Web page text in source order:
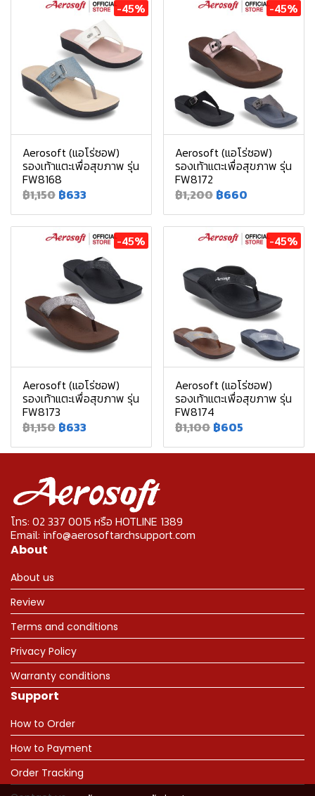
-45%
Aerosoft (แอโร่ซอฟ)
รองเท้าแตะเพื่อสุขภาพ รุ่น
FW8168
฿1,150 ฿633
-45%
Aerosoft (แอโร่ซอฟ)
รองเท้าแตะเพื่อสุขภาพ รุ่น
FW8172
฿1,200 ฿660
-45%
Aerosoft (แอโร่ซอฟ)
รองเท้าแตะเพื่อสุขภาพ รุ่น
FW8173
฿1,150 ฿633
-45%
Aerosoft (แอโร่ซอฟ)
รองเท้าแตะเพื่อสุขภาพ รุ่น
FW8174
฿1,100 ฿605
โทร: 02 337 0015 หรือ HOTLINE 1389
Email: info@aerosoftarchsupport.com
About
About us
Review
Terms and conditions
Privacy Policy
Warranty conditions
Support
How to Order
How to Payment
Order Tracking